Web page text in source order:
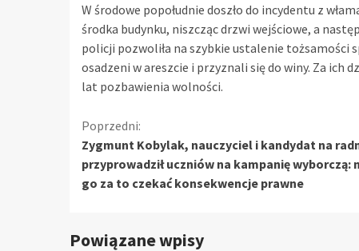
W środowe popołudnie doszło do incydentu z
środka budynku, niszcząc drzwi wejściowe, a
policji pozwoliła na szybkie ustalenie tożsamości
osadzeni w areszcie i przyznali się do winy. Za ich
lat pozbawienia wolności.
Kontynuuj
czytanie
Poprzedni:
Zygmunt Kobylak, nauczyciel i kandydat na
przyprowadził uczniów na kampanię wyborczą:
go za to czekać konsekwencje prawne
Powiązane wpisy